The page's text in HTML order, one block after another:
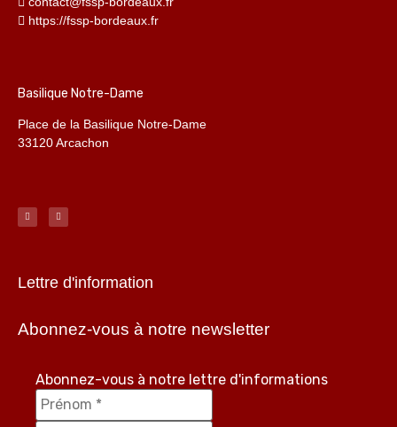
https://fssp-bordeaux.fr
Basilique Notre-Dame
Place de la Basilique Notre-Dame
33120 Arcachon
Lettre d'information
Abonnez-vous à notre newsletter
Abonnez-vous à notre lettre d'informations